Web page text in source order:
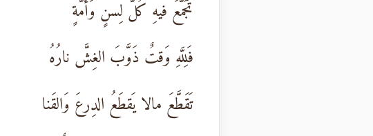
تَجَمَّعَ فيهِ كُلُّ لِسنٍ وَأُمَّةٍ
فَلِلَّهِ وَقتٌ ذَوَّبَ الغِشَّ نارُهُ
تَقَطَّعَ مالا يَقطَعُ الدِرعَ وَالقَنا